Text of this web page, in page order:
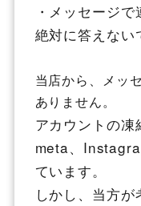
・メッセージで
絶対に答えない
当店から、メッ
ありません。
アカウントの凍
meta、
ています。
しかし、当方